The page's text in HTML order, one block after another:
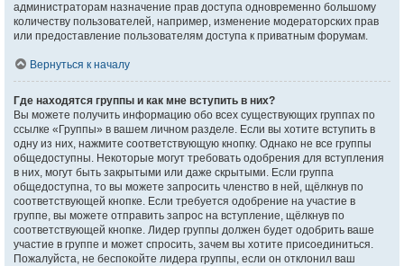
администраторам назначение прав доступа одновременно большому
количеству пользователей, например, изменение модераторских прав
или предоставление пользователям доступа к приватным форумам.
Вернуться к началу
Где находятся группы и как мне вступить в них?
Вы можете получить информацию обо всех существующих группах по
ссылке «Группы» в вашем личном разделе. Если вы хотите вступить в
одну из них, нажмите соответствующую кнопку. Однако не все группы
общедоступны. Некоторые могут требовать одобрения для вступления
в них, могут быть закрытыми или даже скрытыми. Если группа
общедоступна, то вы можете запросить членство в ней, щёлкнув по
соответствующей кнопке. Если требуется одобрение на участие в
группе, вы можете отправить запрос на вступление, щёлкнув по
соответствующей кнопке. Лидер группы должен будет одобрить ваше
участие в группе и может спросить, зачем вы хотите присоединиться.
Пожалуйста, не беспокойте лидера группы, если он отклонил ваш